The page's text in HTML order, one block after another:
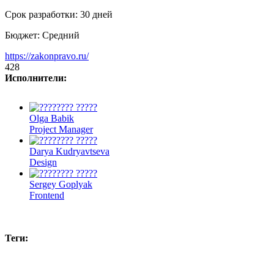
Срок разработки: 30 дней
Бюджет: Средний
https://zakonpravo.ru/
428
Исполнители:
Olga Babik
Project Manager
Darya Kudryavtseva
Design
Sergey Goplyak
Frontend
Теги: